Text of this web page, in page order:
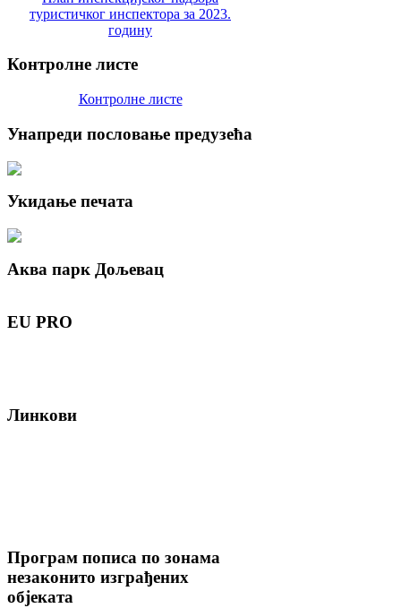
туристичког инспектора за 2023.
годину
Контролне листе
Контролне листе
Унапреди пословање предузећа
Укидање печата
Аква парк Дољевац
EU PRO
Линкови
Програм пописа по зонама
незаконито изграђених
објеката